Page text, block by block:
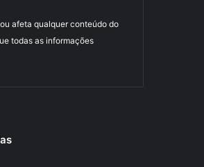
afeta qualquer conteúdo do
todas as informações